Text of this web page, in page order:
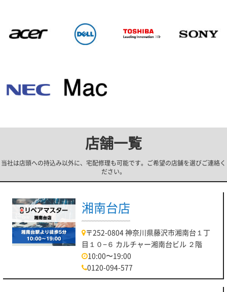
店舗一覧
当社は店頭への持込み以外に、宅配修理も可能です。ご希望の店舗を選びご連絡く
ださい。
湘南台店
〒252-0804 神奈川県藤沢市湘南台１丁
目１０−６ カルチャー湘南台ビル ２階
10:00〜19:00
0120-094-577